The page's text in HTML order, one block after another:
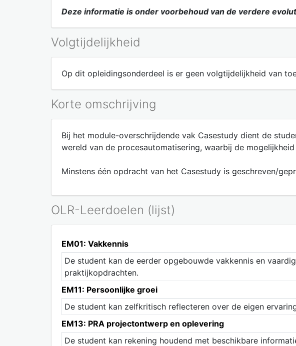
Deze informatie is onder voorbehoud van de verdere
Volgtijdelijkheid
Op dit opleidingsonderdeel is er geen volgtijdelijkheid van
Korte omschrijving
Bij het module-overschrijdende vak Casestudy dient de
wereld van de procesautomatisering, waarbij de
Minstens één opdracht van het Casestudy is geschreven/
OLR-Leerdoelen (lijst)
EM01: Vakkennis
De student kan de eerder opgebouwde vakkennis en
praktijkopdrachten.
EM11: Persoonlijke groei
De student kan zelfkritisch reflecteren over de eigen
EM13: PRA projectontwerp en oplevering
De student kan rekening houdend met beschikbare